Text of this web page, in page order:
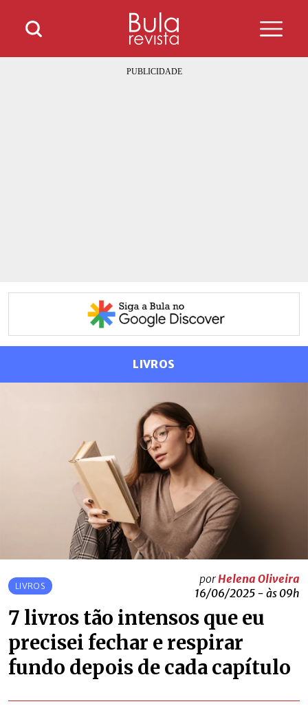
LIVROS
LIVROS
porHelena Oliveira
16/06/2025 - às 09h
7 livros tão intensos que eu
precisei fechar e respirar
fundo depois de cada capítulo